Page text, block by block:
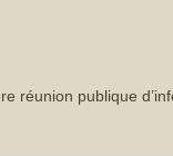
réunion publique